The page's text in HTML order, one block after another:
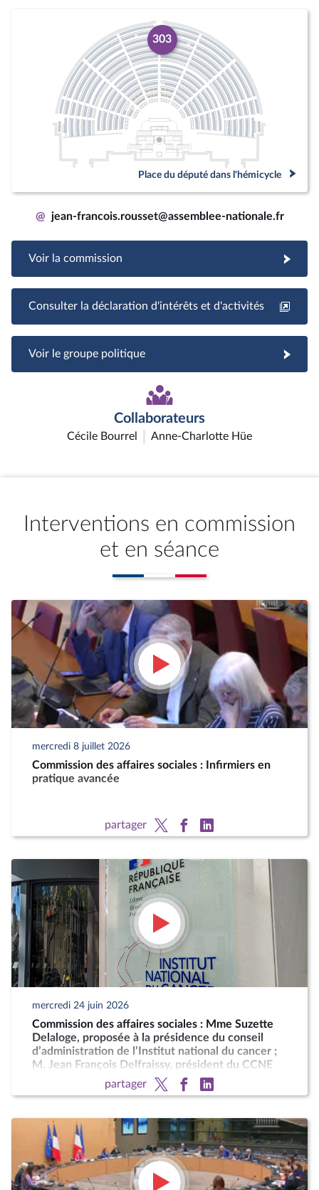
303
Place du député dans l'hémicycle
@ jean-francois.rousset@assemblee-nationale.fr
Voir la commission
Consulter la déclaration d'intérêts et d'activités
Voir le groupe politique
Collaborateurs
Cécile Bourrel Anne-Charlotte Hüe
Interventions en commission
et en séance
mercredi 8 juillet 2026
Commission des affaires sociales : Infirmiers en
pratique avancée
partager
mercredi 24 juin 2026
Commission des affaires sociales : Mme Suzette
Delaloge, proposée à la présidence du conseil
d’administration de l’Institut national du cancer ;
M. Jean François Delfraissy, président du CCNE
partager